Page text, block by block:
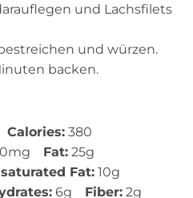
und Lachsfilets
und würzen.
backen.
Calories: 380
Fat: 25g
Fat: 10g
6g Fiber: 2g